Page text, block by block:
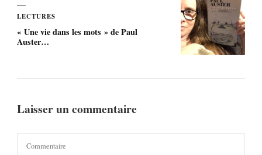
LECTURES
« Une vie dans les mots » de Paul
Auster…
Laisser un commentaire